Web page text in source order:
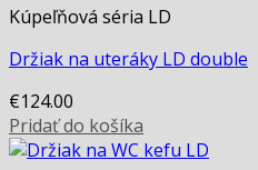
Kúpeľňová séria LD
Držiak na uteráky LD double
€124.00
Pridať do košíka